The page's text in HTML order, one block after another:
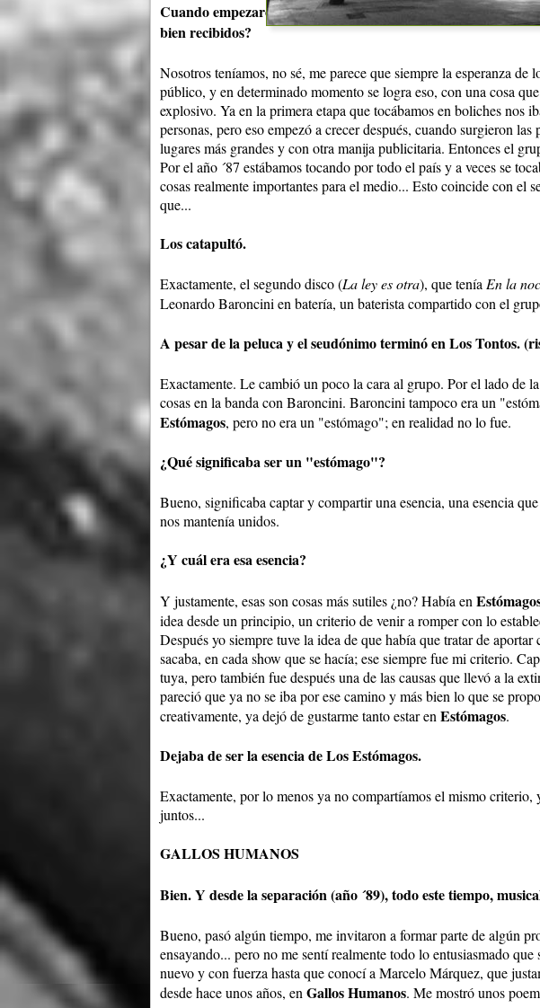
Cuando empezaron, ¿llegaron a pensar que podían pegar
bien recibidos?
Nosotros teníamos, no sé, me parece que siempre la esperanza
público, y en determinado momento se logra eso, con una cosa
explosivo. Ya en la primera etapa que tocábamos en boliches nos
personas, pero eso empezó a crecer después, cuando surgieron
lugares más grandes y con otra manija publicitaria. Entonces el
Por el año ´87 estábamos tocando por todo el país y a veces se
cosas realmente importantes para el medio... Esto coincide con el
que...
Los catapultó.
Exactamente, el segundo disco (La ley es otra), que teníaEn la
Leonardo Baroncini en batería, un baterista compartido con el
A pesar de la peluca y el seudónimo terminó en Los Tontos.
Exactamente. Le cambió un poco la cara al grupo. Por el lado de
cosas en la banda con Baroncini. Baroncini tampoco era un
Estómagos, pero no era un "estómago"; en realidad no lo fue.
¿Qué significaba ser un "estómago"?
Bueno, significaba captar y compartir una esencia, una esencia
nos mantenía unidos.
¿Y cuál era esa esencia?
Y justamente, esas son cosas más sutiles ¿no? Había en
idea desde un principio, un criterio de venir a romper con lo
Después yo siempre tuve la idea de que había que tratar de aportar
sacaba, en cada show que se hacía; ese siempre fue mi criterio.
tuya, pero también fue después una de las causas que llevó a la
pareció que ya no se iba por ese camino y más bien lo que se
creativamente, ya dejó de gustarme tanto estar enEstómagos.
Dejaba de ser la esencia de Los Estómagos.
Exactamente, por lo menos ya no compartíamos el mismo
juntos...
GALLOS HUMANOS
Bien. Y desde la separación (año ´89), todo este tiempo,
Bueno, pasó algún tiempo, me invitaron a formar parte de algún
ensayando... pero no me sentí realmente todo lo entusiasmado que
nuevo y con fuerza hasta que conocí a Marcelo Márquez, que
desde hace unos años, enGallos Humanos. Me mostró unos